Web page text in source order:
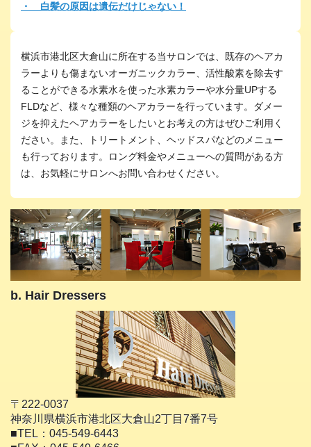
・ 白髪の原因は遺伝だけじゃない！
横浜市港北区大倉山に所在する当サロンでは、既存のヘアカ
ラーよりも傷まないオーガニックカラー、活性酸素を除去す
ることができる水素水を使った水素カラーや水分量UPする
FLDなど、様々な種類のヘアカラーを行っています。ダメー
ジを抑えたヘアカラーをしたいとお考えの方はぜひご利用く
ださい。また、トリートメント、ヘッドスパなどのメニュー
も行っております。ロング料金やメニューへの質問がある方
は、お気軽にサロンへお問い合わせください。
b. Hair Dressers
〒222-0037
神奈川県横浜市港北区大倉山2丁目7番7号
■TEL：045-549-6443